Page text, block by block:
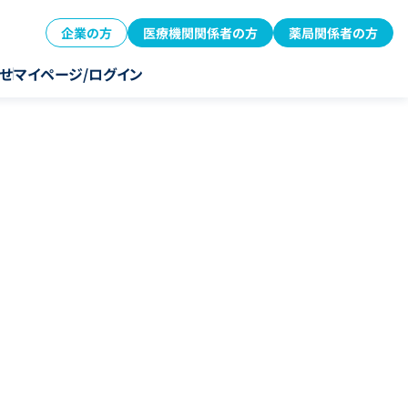
企業の方 医療機関関係者の方 薬局関係者の方
マイページ/ログイン